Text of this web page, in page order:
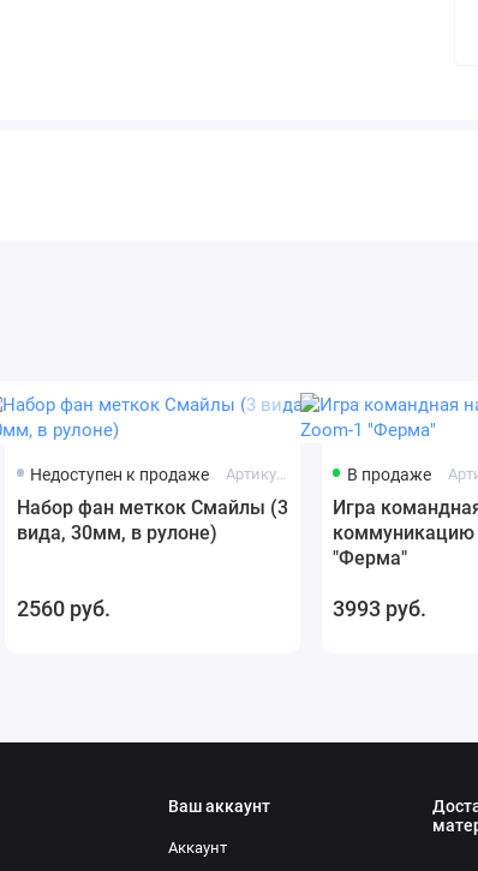
Недоступен к продаже
Набор фан меткок Смайлы (3
вида, 30мм, в рулоне)
2560 руб.
В продаже
Игра
коммуникацию
"Ферма"
3993 руб.
Ваш аккаунт
Аккаунт